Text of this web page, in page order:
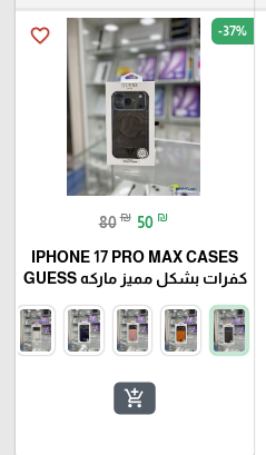
favorite_border -37%
80 ₪ 50 ₪
IPHONE 17 PRO MAX CASES
كفرات بشكل مميز ماركه GUESS
add_shopping_cart